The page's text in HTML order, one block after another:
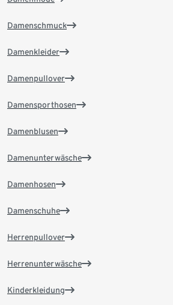
Damenschmuck
Damenkleider
Damenpullover
Damensporthosen
Damenblusen
Damenunterwäsche
Damenhosen
Damenschuhe
Herrenpullover
Herrenunterwäsche
Kinderkleidung